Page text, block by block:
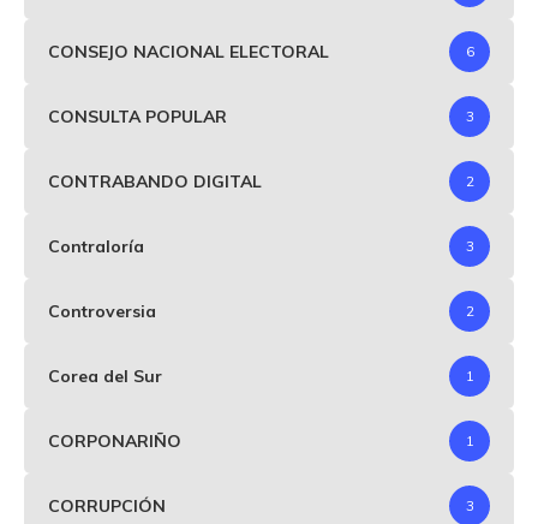
CONSEJO NACIONAL ELECTORAL 6
CONSULTA POPULAR 3
CONTRABANDO DIGITAL 2
Contraloría 3
Controversia 2
Corea del Sur 1
CORPONARIÑO 1
CORRUPCIÓN 3